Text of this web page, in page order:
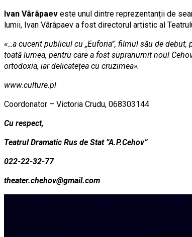
Ivan Vârâpaev este unul dintre reprezentanții de
lumii, Ivan Vârâpaev a fost directorul artistic al
«…a cucerit publicul cu „Euforia”, filmul său de
toată lumea, pentru care a fost supranumit noul
ortodoxia, iar delicatețea cu cruzimea».
www.culture.pl
Coordоnаtor – Victoria Crudu, 068303144
Cu respect,
Teatrul Dramatic Rus de Stat ”A.P.Cehov”
022-22-32-77
theater.chehov@gmail.com